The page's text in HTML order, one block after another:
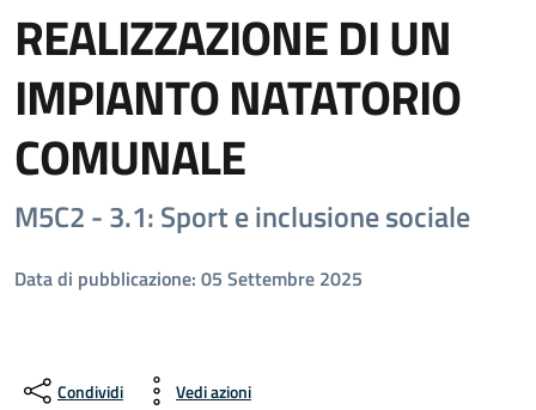
REALIZZAZIONE DI UN
IMPIANTO NATATORIO
COMUNALE
M5C2 - 3.1: Sport e inclusione sociale
Data di pubblicazione: 05 Settembre 2025
Condividi Vedi azioni